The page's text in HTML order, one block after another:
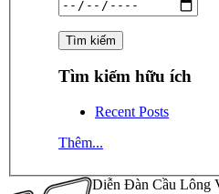
Tìm kiếm hữu ích
Recent Posts
Thêm...
Diễn Đàn Cầu Lông